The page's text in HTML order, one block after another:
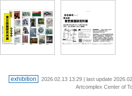
exhibition 2026.02.13 13:29| last update
Artcomplex Center of